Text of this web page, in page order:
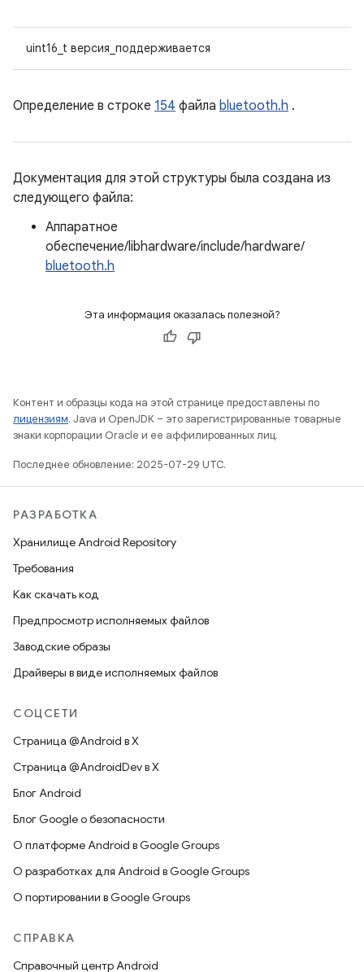
uint16_t версия_поддерживается
Определение в строке 154 файла bluetooth.h .
Документация для этой структуры была создана из
следующего файла:
Аппаратное
обеспечение/libhardware/include/hardware/
bluetooth.h
Эта информация оказалась полезной?
Контент и образцы кода на этой странице предоставлены по
лицензиям. Java и OpenJDK – это зарегистрированные товарные
знаки корпорации Oracle и ее аффилированных лиц.
Последнее обновление: 2025-07-29 UTC.
РАЗРАБОТКА
Хранилище Android Repository
Требования
Как скачать код
Предпросмотр исполняемых файлов
Заводские образы
Драйверы в виде исполняемых файлов
СОЦСЕТИ
Страница @Android в X
Страница @AndroidDev в X
Блог Android
Блог Google о безопасности
О платформе Android в Google Groups
О разработках для Android в Google Groups
О портировании в Google Groups
СПРАВКА
Справочный центр Android